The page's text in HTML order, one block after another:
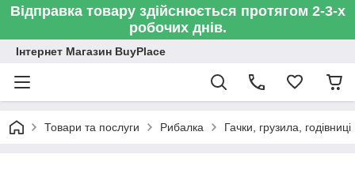
Відправка товару здійснюється протягом 2-3-х
робочих днів.
Інтернет Магазин BuyPlace
Товари та послуги Рибалка Гачки, грузила, годівниці